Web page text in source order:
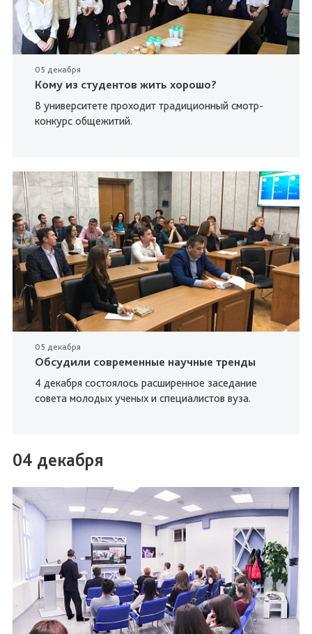
05 декабря
Кому из студентов жить хорошо?
В университете проходит традиционный смотр-
конкурс общежитий.
05 декабря
Обсудили современные научные тренды
4 декабря состоялось расширенное заседание
совета молодых ученых и специалистов вуза.
04 декабря